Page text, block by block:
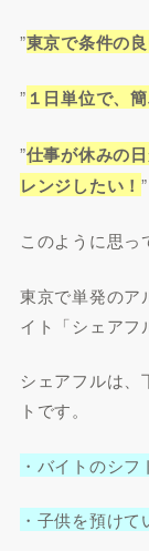
”東京で条件の
” １日単位で、
”仕事が休みの
レンジしたい！”
このように思っ
東京で単発のア
イト「シェアフ
シェアフルは、
トです。
・バイトのシ
・子供を預け